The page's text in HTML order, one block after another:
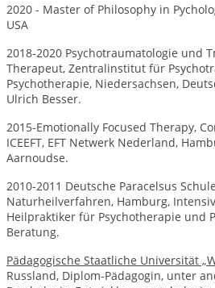
2020 - Master of Philosophy in
USA
2018-2020 Psychotraumatologie und
Therapeut, Zentralinstitut für
Psychotherapie, Niedersachsen,
Ulrich Besser.
2015-Emotionally Focused Therapy,
ICEEFT, EFT Netwerk Nederland,
Aarnoudse.
2010-2011 Deutsche Paracelsus
Naturheilverfahren, Hamburg,
Heilpraktiker für Psychotherapie und
Beratung.
Pädagogische Staatliche Universität
Russland, Diplom-Pädagogin, unter